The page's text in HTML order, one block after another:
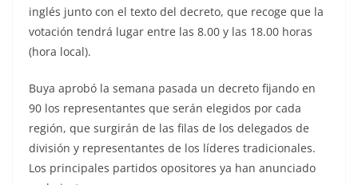
inglés junto con el texto del decreto, que recoge que la
votación tendrá lugar entre las 8.00 y las 18.00 horas
(hora local).
Buya aprobó la semana pasada un decreto fijando en
90 los representantes que serán elegidos por cada
región, que surgirán de las filas de los delegados de
división y representantes de los líderes tradicionales.
Los principales partidos opositores ya han anunciado